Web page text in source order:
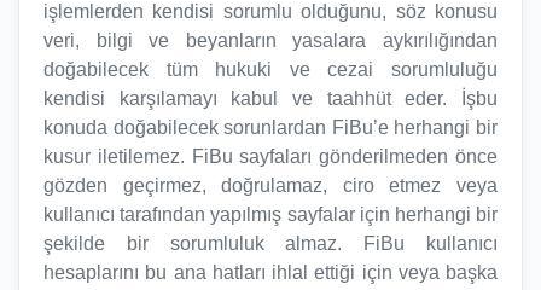
işlemlerden kendisi sorumlu olduğunu, söz konusu
veri, bilgi ve beyanların yasalara aykırılığından
doğabilecek tüm hukuki ve cezai sorumluluğu
kendisi karşılamayı kabul ve taahhüt eder. İşbu
konuda doğabilecek sorunlardan FiBu’e herhangi bir
kusur iletilemez. FiBu sayfaları gönderilmeden önce
gözden geçirmez, doğrulamaz, ciro etmez veya
kullanıcı tarafından yapılmış sayfalar için herhangi bir
şekilde bir sorumluluk almaz. FiBu kullanıcı
hesaplarını bu ana hatları ihlal ettiği için veya başka